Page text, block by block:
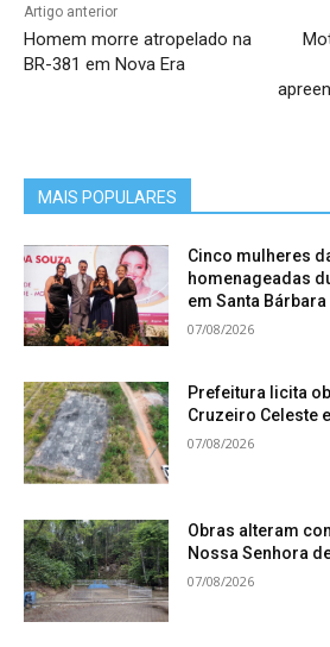
Artigo anterior
Homem morre atropelado na
BR-381 em Nova Era
MAIS POPULARES
Cinco mulheres
homenageadas
em Santa Bárbara
07/08/2026
Prefeitura licita
Cruzeiro Celeste
07/08/2026
Obras alteram
Nossa Senhora
07/08/2026